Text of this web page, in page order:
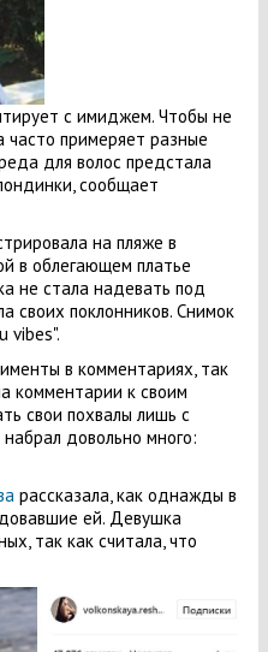
с имиджем. Чтобы не
часто примеряет разные
для волос предстала
сообщает
на пляже в
в облегающем платье
не стала надевать под
своих поклонников. Снимок
vibes".
в комментариях, так
комментарии к своим
свои похвалы лишь с
довольно много:
рассказала, как однажды в
ей. Девушка
так как считала, что